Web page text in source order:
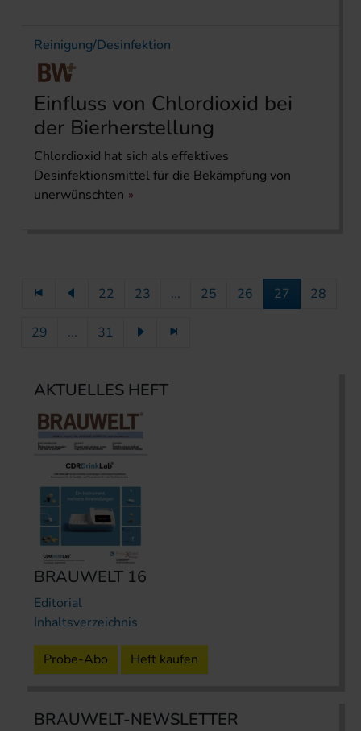
Reinigung/Desinfektion
Einfluss von Chlordioxid bei
der Bierherstellung
Chlordioxid hat sich als effektives
Desinfektionsmittel für die Bekämpfung von
unerwünschten
22 23 ... 25 26 27 28
29 ... 31
AKTUELLES HEFT
BRAUWELT 16
Editorial
Inhaltsverzeichnis
Probe-Abo Heft kaufen
BRAUWELT-NEWSLETTER